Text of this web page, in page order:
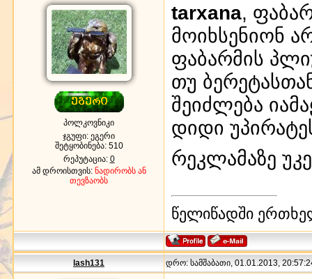
პოლკოვნიკი
ჯგუფი: ეგერი
შეტყობინება: 510
რეპუტაცია: 0
ამ დროისთვის: ნადირობს ან
თევზაობს
tarxana,
მოიხსენიონ
ფაბარმის
თუ
შეიძლება
დიდი
რეკლამაზე
წელიწადში
lash131 დრო: სამშაბათი, 01.01.2013,